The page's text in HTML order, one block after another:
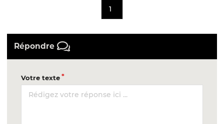
1
Répondre
Votre texte